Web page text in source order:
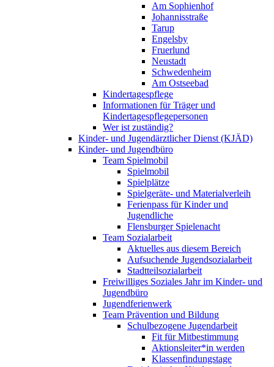
Am Sophienhof
Johannisstraße
Tarup
Engelsby
Fruerlund
Neustadt
Schwedenheim
Am Ostseebad
Kindertagespflege
Informationen für Träger und
Kindertagespflegepersonen
Wer ist zuständig?
Kinder- und Jugendärztlicher Dienst (KJÄD)
Kinder- und Jugendbüro
Team Spielmobil
Spielmobil
Spielplätze
Spielgeräte- und Materialverleih
Ferienpass für Kinder und
Jugendliche
Flensburger Spielenacht
Team Sozialarbeit
Aktuelles aus diesem Bereich
Aufsuchende Jugendsozialarbeit
Stadtteilsozialarbeit
Freiwilliges Soziales Jahr im Kinder- und
Jugendbüro
Jugendferienwerk
Team Prävention und Bildung
Schulbezogene Jugendarbeit
Fit für Mitbestimmung
Aktionsleiter*in werden
Klassenfindungstage